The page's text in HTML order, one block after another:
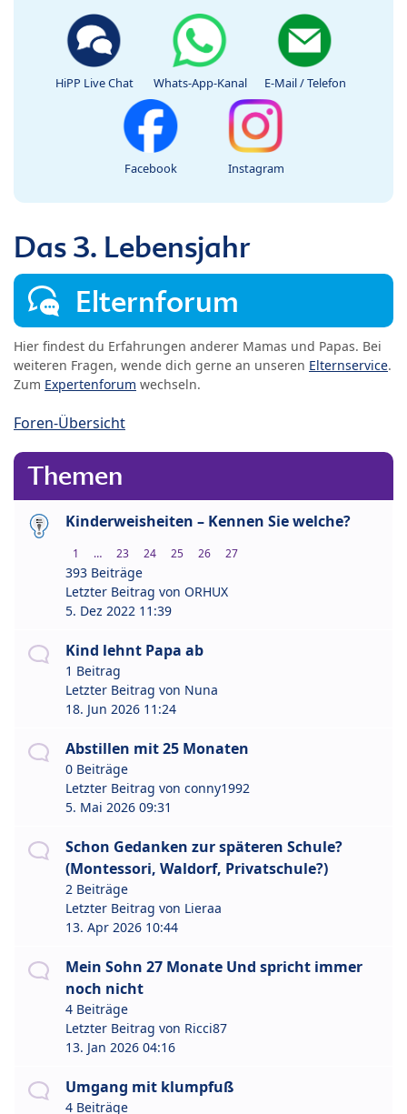
HiPP Live Chat Whats-App-Kanal E-Mail / Telefon
Facebook Instagram
Das 3. Lebensjahr
Elternforum
Hier findest du Erfahrungen anderer Mamas und Papas. Bei
weiteren Fragen, wende dich gerne an unseren Elternservice.
Zum Expertenforum wechseln.
Foren-Übersicht
Themen
Kinderweisheiten – Kennen Sie welche?
1 … 23 24 25 26 27
393 Beiträge
Letzter Beitrag von ORHUX
5. Dez 2022 11:39
Kind lehnt Papa ab
1 Beitrag
Letzter Beitrag von Nuna
18. Jun 2026 11:24
Abstillen mit 25 Monaten
0 Beiträge
Letzter Beitrag von conny1992
5. Mai 2026 09:31
Schon Gedanken zur späteren Schule?
(Montessori, Waldorf, Privatschule?)
2 Beiträge
Letzter Beitrag von Lieraa
13. Apr 2026 10:44
Mein Sohn 27 Monate Und spricht immer
noch nicht
4 Beiträge
Letzter Beitrag von Ricci87
13. Jan 2026 04:16
Umgang mit klumpfuß
4 Beiträge